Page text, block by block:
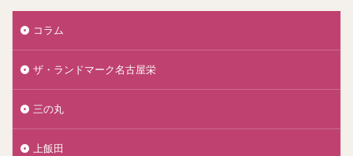
コラム
ザ・ランドマーク名古屋栄
三の丸
上飯田